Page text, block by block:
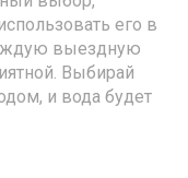
его в
выездную
Выбирай
и вода будет